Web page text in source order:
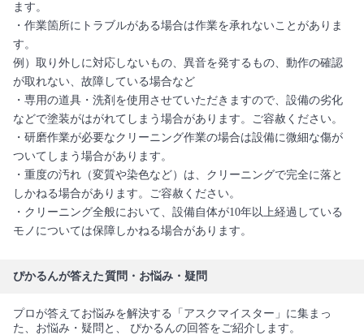
ます。
・作業箇所にトラブルがある場合は作業を承れないことがありま
す。
例）取り外しに対応しないもの、異音を発するもの、動作の確認
が取れない、故障している場合など
・専用の道具・洗剤を使用させていただきますので、設備の劣化
などで塗装がはがれてしまう場合があります。ご容赦ください。
・研磨作業が必要なクリーニング作業の場合は設備に微細な傷が
ついてしまう場合があります。
・重度の汚れ（変質や染色など）は、クリーニングで完全に落と
しかねる場合があります。ご容赦ください。
・クリーニング全般において、設備自体が10年以上経過している
モノについては保障しかねる場合があります。
ぴかるんが答えた質問・お悩み・疑問
プロが答えてお悩みを解決する「アスクマイスター」に集まっ
た、お悩み・疑問と、 ぴかるんの回答をご紹介します。